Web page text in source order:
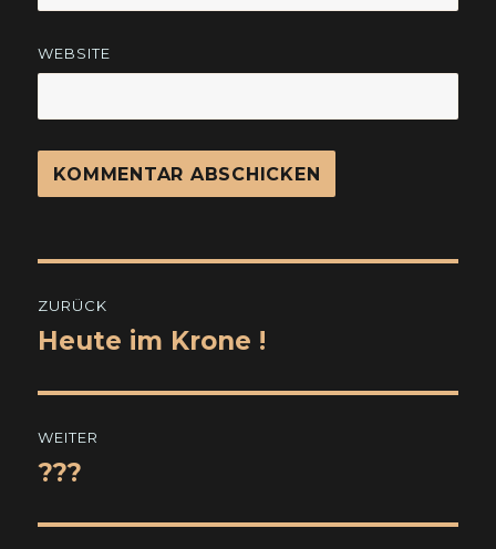
WEBSITE
ZURÜCK
Vorheriger
Heute im Krone !
WEITER
Nächster
???